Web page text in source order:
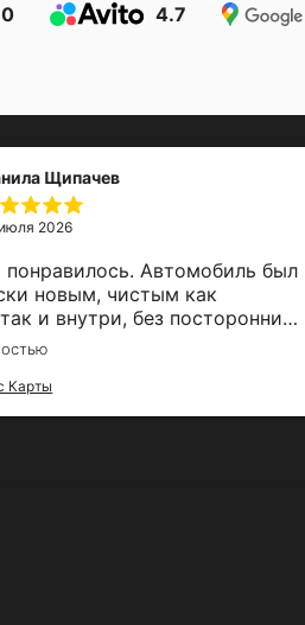
4.7
Щипачев
2026
понравилось. Автомобиль был
новым, чистым как
и внутри, без посторонних
вашу компанию по
спасибо менеджеру Данилу,
объяснил, быстро оформил
Карты